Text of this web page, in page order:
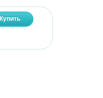
Купить